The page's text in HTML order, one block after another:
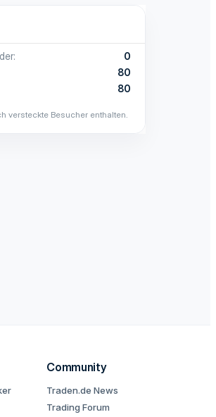
0
80
80
versteckte Besucher enthalten.
Community
Traden.de News
Trading Forum